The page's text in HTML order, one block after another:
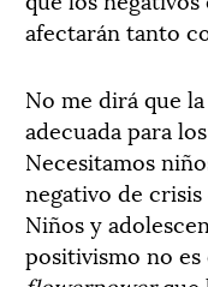
afectarán tanto
No me dirá que
adecuada para
Necesitamos
negativo de
Niños y
positivismo no